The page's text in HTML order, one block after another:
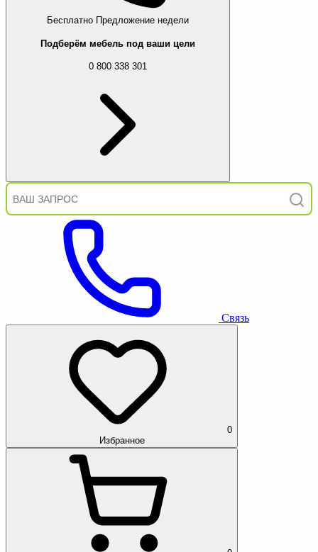
Бесплатно Предложение недели
Подберём мебель под ваши цели
0 800 338 301
Связь
0
Избранное